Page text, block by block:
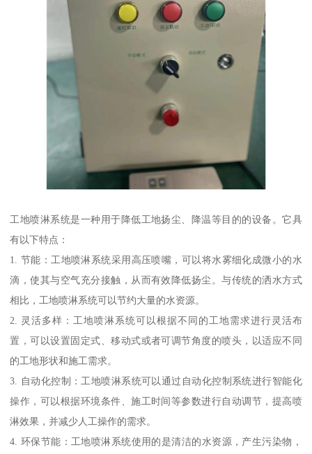
工地喷淋系统是一种用于降低工地扬尘、降温等目的的设备。它具
有以下特点：
1. 节能：工地喷淋系统采用高压喷嘴，可以将水雾细化成微小的水
滴，使其与空气充分接触，从而有效降低扬尘。与传统的洒水方式
相比，工地喷淋系统可以节约大量的水资源。
2. 灵活多样：工地喷淋系统可以根据不同的工地需求进行灵活布
置，可以设置固定式、移动式或者可调节角度的喷头，以适应不同
的工地形状和施工需求。
3. 自动化控制：工地喷淋系统可以通过自动化控制系统进行智能化
操作，可以根据环境条件、施工时间等参数进行自动调节，提高喷
淋效果，并减少人工操作的需求。
4. 环保节能：工地喷淋系统使用的是清洁的水资源，产生污染物，